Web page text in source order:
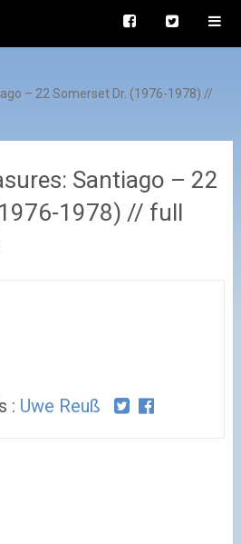
– 22 Somerset Dr. (1976​-​1978) //
Santiago – 22
​1978) // full
: Uwe Reuß